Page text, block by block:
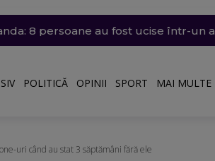
8 persoane au fost ucise într-un
în Germania, pentru că a spionat
nou record absolut de temperatură
O defecțiune electrică
de 3 metri adâncime a apărut în
POLITICĂ OPINII SPORT MAI MULTE
uri când au stat 3 săptămâni fără ele